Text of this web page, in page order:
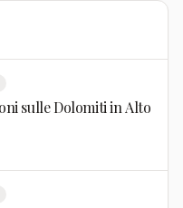
sulle Dolomiti in Alto